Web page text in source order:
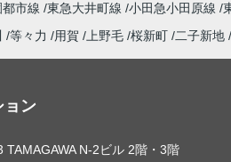
市線 東急大井町線 小田急小田原線
等々力 用賀 上野毛 桜新町 二子新地
ョン
N-2ビル 2階・3階